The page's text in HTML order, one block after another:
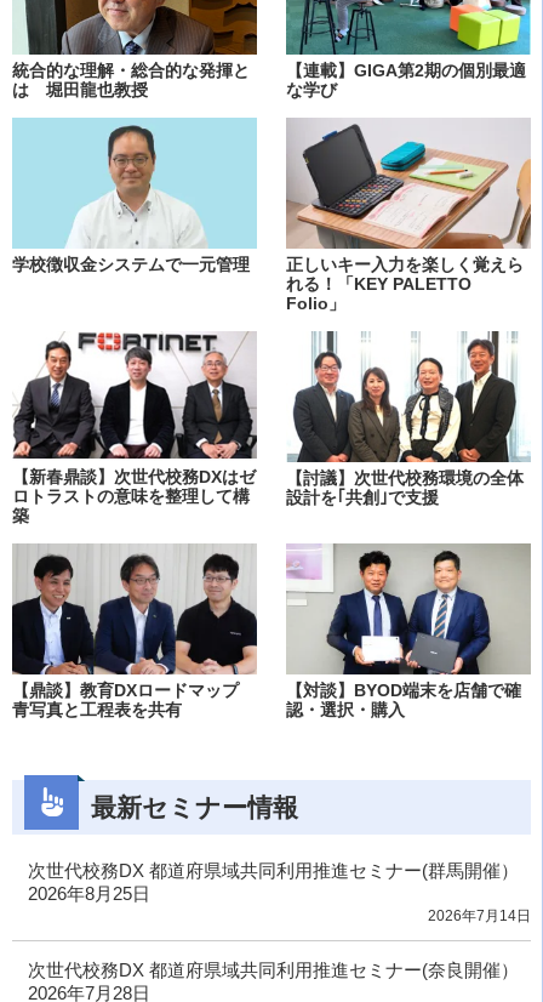
統合的な理解・総合的な発揮と
は 堀田龍也教授
【連載】GIGA第2期の個別最適
な学び
学校徴収金システムで一元管理
正しいキー入力を楽しく覚えら
れる！「KEY PALETTO
Folio」
【新春鼎談】次世代校務DXはゼ
ロトラストの意味を整理して構
築
【討議】次世代校務環境の全体
設計を｢共創｣で支援
【鼎談】教育DXロードマップ
青写真と工程表を共有
【対談】BYOD端末を店舗で確
認・選択・購入
最新セミナー情報
次世代校務DX 都道府県域共同利用推進セミナー(群馬開催）
2026年8月25日
2026年7月14日
次世代校務DX 都道府県域共同利用推進セミナー(奈良開催）
2026年7月28日